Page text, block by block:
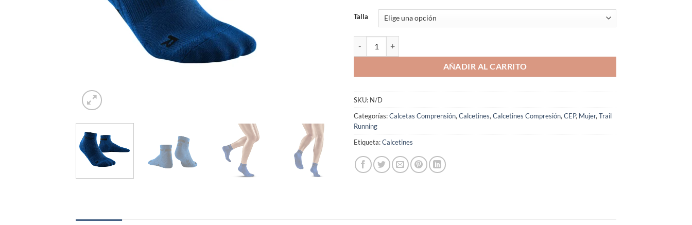
Talla
AÑADIR AL CARRITO
SKU: N/D
Categorías:Calcetas Comprensión, Calcetines, Calcetines Compresión, CEP, Mujer, Trail
Running
Etiqueta:Calcetines